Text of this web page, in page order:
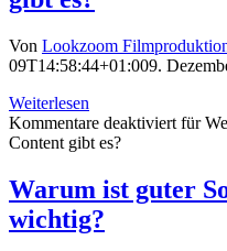
Von Lookzoom
09T14:58:44+01:009.
Weiterlesen
Kommentare deaktiviert für
Content gibt es?
Warum ist guter
wichtig?